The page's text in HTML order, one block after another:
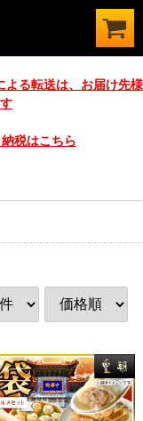
よる転送は、お届け先様
税はこちら